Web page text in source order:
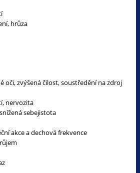
hrůza
oči, zvýšená čilost, soustředění na zdroj
nervozita
sebejistota
akce a dechová frekvence